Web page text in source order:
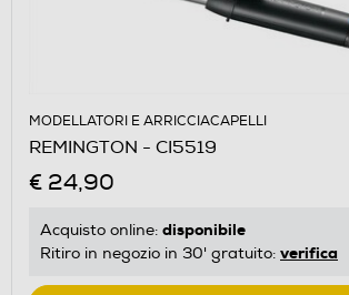
MODELLATORI E ARRICCIACAPELLI
REMINGTON - CI5519
€ 24,90
Acquisto online: disponibile
Ritiro in negozio in 30' gratuito: verifica